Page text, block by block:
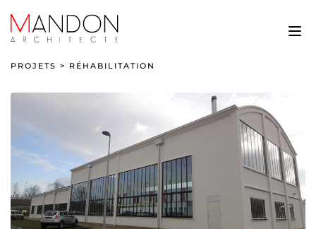
PROJETS > RÉHABILITATION